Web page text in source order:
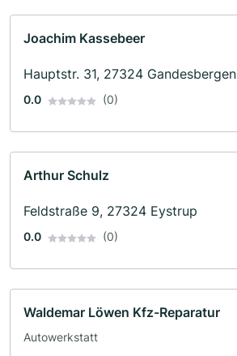
Joachim Kassebeer
Hauptstr. 31, 27324 Gandesbergen
0.0 (0)
Arthur Schulz
Feldstraße 9, 27324 Eystrup
0.0 (0)
Waldemar Löwen Kfz-Reparatur
Autowerkstatt